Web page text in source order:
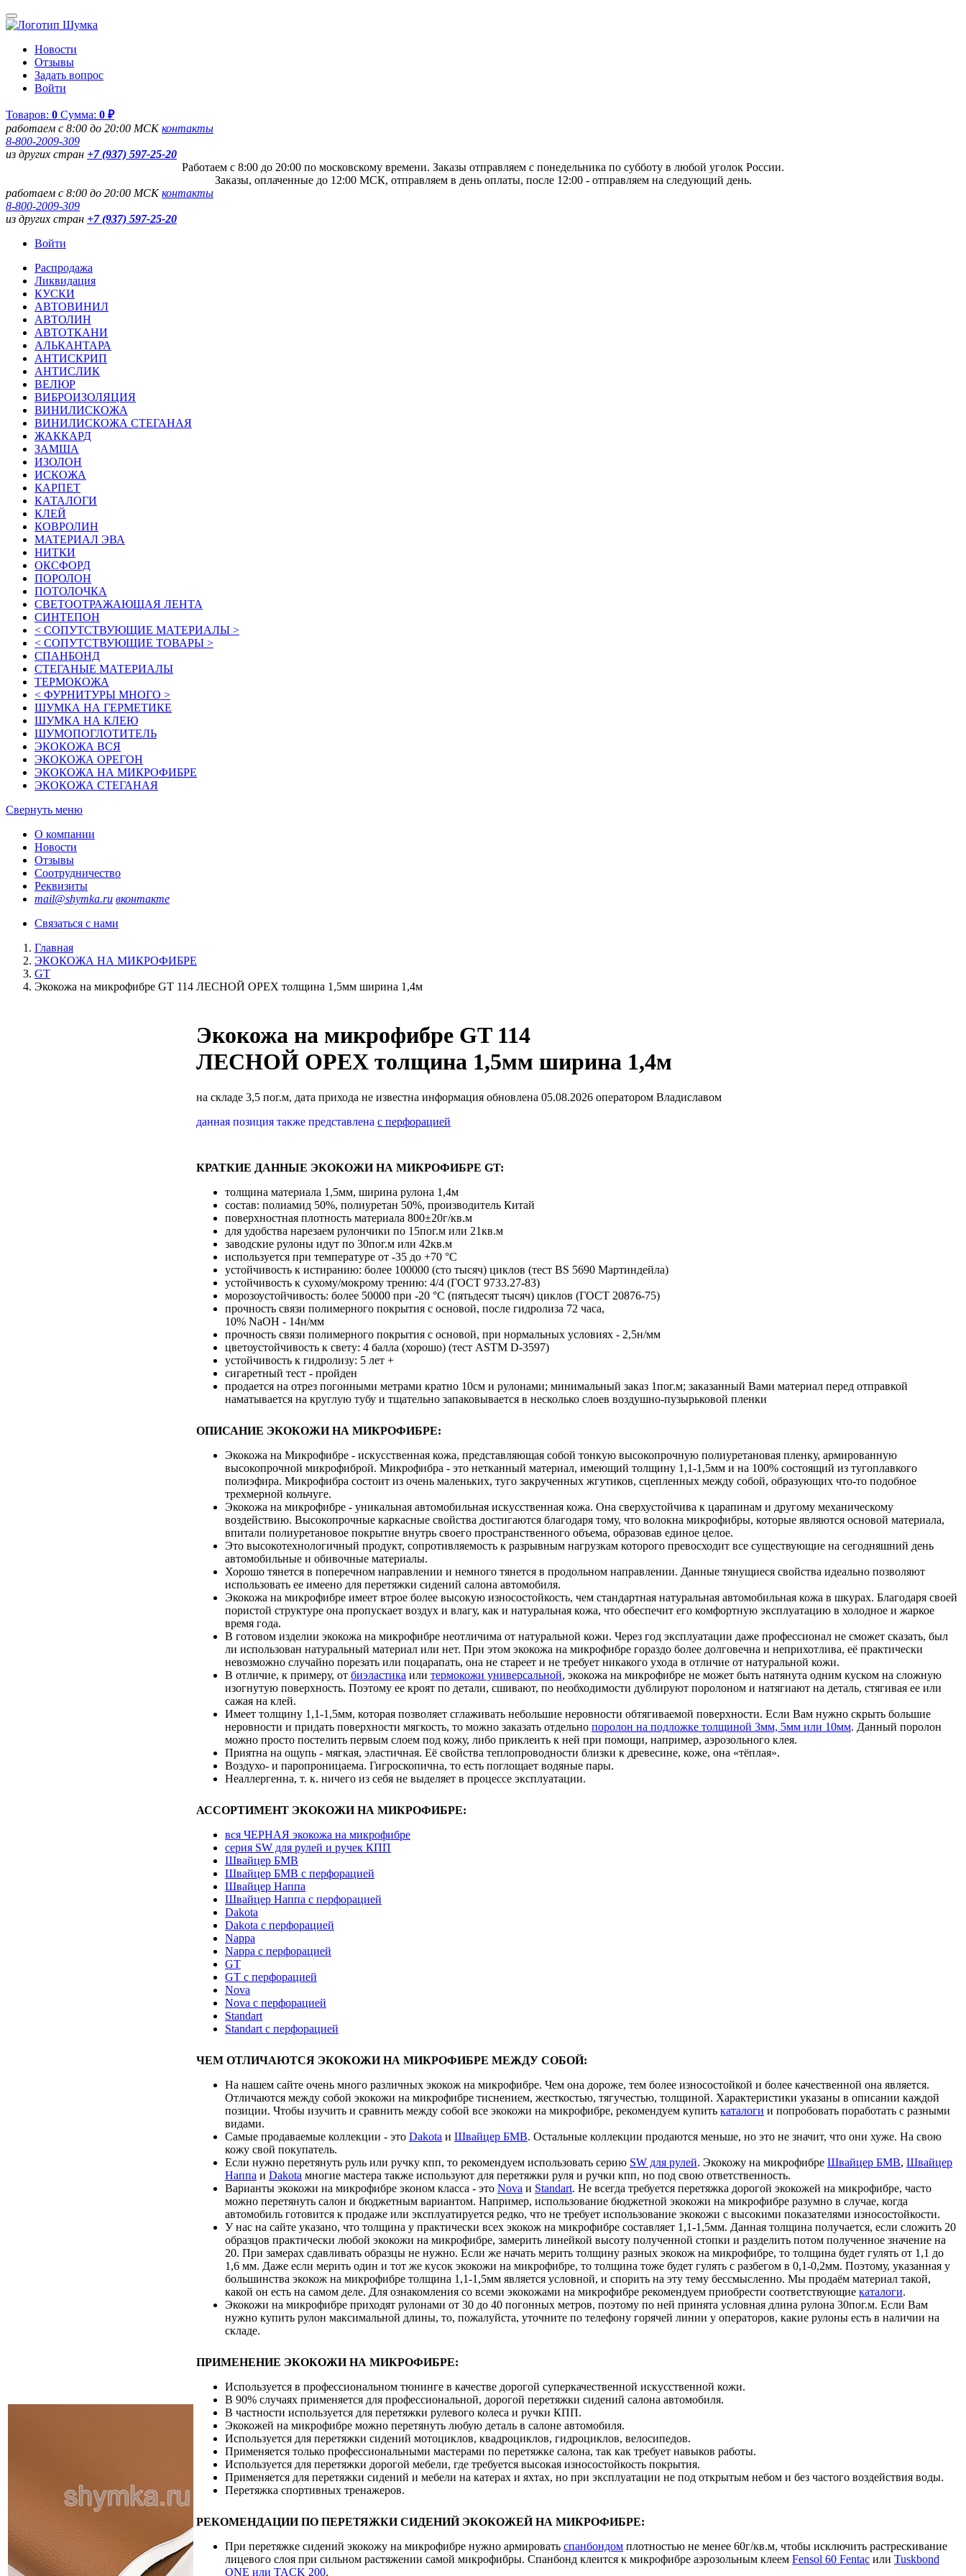
Новости
Отзывы
Задать вопрос
Войти
Товаров: 0 Сумма: 0 ₽
работаем с 8:00 до 20:00 МСКконтакты
8-800-2009-309
из других стран +7 (937) 597-25-20
Работаем с 8:00 до 20:00 по московскому времени. Заказы отправляем с понедельника по субботу в любой уголок России.
Заказы, оплаченные до 12:00 МСК, отправляем в день оплаты, после 12:00 - отправляем на следующий день.
работаем с 8:00 до 20:00 МСКконтакты
8-800-2009-309
из других стран +7 (937) 597-25-20
Войти
Распродажа
Ликвидация
КУСКИ
АВТОВИНИЛ
АВТОЛИН
АВТОТКАНИ
АЛЬКАНТАРА
АНТИСКРИП
АНТИСЛИК
ВЕЛЮР
ВИБРОИЗОЛЯЦИЯ
ВИНИЛИСКОЖА
ВИНИЛИСКОЖА СТЕГАНАЯ
ЖАККАРД
ЗАМША
ИЗОЛОН
ИСКОЖА
КАРПЕТ
КАТАЛОГИ
КЛЕЙ
КОВРОЛИН
МАТЕРИАЛ ЭВА
НИТКИ
ОКСФОРД
ПОРОЛОН
ПОТОЛОЧКА
СВЕТООТРАЖАЮЩАЯ ЛЕНТА
СИНТЕПОН
< СОПУТСТВУЮЩИЕ МАТЕРИАЛЫ >
< СОПУТСТВУЮЩИЕ ТОВАРЫ >
СПАНБОНД
СТЕГАНЫЕ МАТЕРИАЛЫ
ТЕРМОКОЖА
< ФУРНИТУРЫ МНОГО >
ШУМКА НА ГЕРМЕТИКЕ
ШУМКА НА КЛЕЮ
ШУМОПОГЛОТИТЕЛЬ
ЭКОКОЖА ВСЯ
ЭКОКОЖА ОРЕГОН
ЭКОКОЖА НА МИКРОФИБРЕ
ЭКОКОЖА СТЕГАНАЯ
Свернуть меню
О компании
Новости
Отзывы
Соотрудничество
Реквизиты
mail@shymka.ru вконтакте
Связаться с нами
Главная
ЭКОКОЖА НА МИКРОФИБРЕ
GT
Экокожа на микрофибре GT 114 ЛЕСНОЙ ОРЕХ толщина 1,5мм ширина 1,4м
Экокожа на микрофибре GT 114
ЛЕСНОЙ ОРЕХ толщина 1,5мм ширина 1,4м
на складе 3,5 пог.м, дата прихода не известна информация обновлена 05.08.2026 оператором Владиславом
данная позиция также представлена с перфорацией
КРАТКИЕ ДАННЫЕ ЭКОКОЖИ НА МИКРОФИБРЕ GT:
толщина материала 1,5мм, ширина рулона 1,4м
состав: полиамид 50%, полиуретан 50%, производитель Китай
поверхностная плотность материала 800±20г/кв.м
для удобства нарезаем рулончики по 15пог.м или 21кв.м
заводские рулоны идут по 30пог.м или 42кв.м
используется при температуре от -35 до +70 °С
устойчивость к истиранию: более 100000 (сто тысяч) циклов (тест BS 5690 Мартиндейла)
устойчивость к сухому/мокрому трению: 4/4 (ГОСТ 9733.27-83)
морозоустойчивость: более 50000 при -20 °С (пятьдесят тысяч) циклов (ГОСТ 20876-75)
прочность связи полимерного покрытия с основой, после гидролиза 72 часа,
10% NaOH - 14н/мм
прочность связи полимерного покрытия с основой, при нормальных условиях - 2,5н/мм
цветоустойчивость к свету: 4 балла (хорошо) (тест ASTM D-3597)
устойчивость к гидролизу: 5 лет +
сигаретный тест - пройден
продается на отрез погонными метрами кратно 10см и рулонами; минимальный заказ 1пог.м; заказанный Вами материал перед отправкой
наматывается на круглую тубу и тщательно запаковывается в несколько слоев воздушно-пузырьковой пленки
ОПИСАНИЕ ЭКОКОЖИ НА МИКРОФИБРЕ:
Экокожа на Микрофибре - искусственная кожа, представляющая собой тонкую высокопрочную полиуретановая пленку, армированную
высокопрочной микрофиброй. Микрофибра - это нетканный материал, имеющий толщину 1,1-1,5мм и на 100% состоящий из тугоплавкого
полиэфира. Микрофибра состоит из очень маленьких, туго закрученных жгутиков, сцепленных между собой, образующих что-то подобное
трехмерной кольчуге.
Экокожа на микрофибре - уникальная автомобильная искусственная кожа. Она сверхустойчива к царапинам и другому механическому
воздействию. Высокопрочные каркасные свойства достигаются благодаря тому, что волокна микрофибры, которые являются основой материала,
впитали полиуретановое покрытие внутрь своего пространственного объема, образовав единое целое.
Это высокотехнологичный продукт, сопротивляемость к разрывным нагрузкам которого превосходит все существующие на сегодняшний день
автомобильные и обивочные материалы.
Хорошо тянется в поперечном направлении и немного тянется в продольном направлении. Данные тянущиеся свойства идеально позволяют
использовать ее имеено для перетяжки сидений салона автомобиля.
Экокожа на микрофибре имеет втрое более высокую износостойкость, чем стандартная натуральная автомобильная кожа в шкурах. Благодаря своей
пористой структуре она пропускает воздух и влагу, как и натуральная кожа, что обеспечит его комфортную эксплуатацию в холодное и жаркое
время года.
В готовом изделии экокожа на микрофибре неотличима от натуральной кожи. Через год эксплуатации даже профессионал не сможет сказать, был
ли использован натуральный материал или нет. При этом экокожа на микрофибре гораздо более долговечна и неприхотлива, её практически
невозможно случайно порезать или поцарапать, она не стареет и не требует никакого ухода в отличие от натуральной кожи.
В отличие, к примеру, от биэластика или термокожи универсальной, экокожа на микрофибре не может быть натянута одним куском на сложную
изогнутую поверхность. Поэтому ее кроят по детали, сшивают, по необходимости дублируют поролоном и натягиают на деталь, стягивая ее или
сажая на клей.
Имеет толщину 1,1-1,5мм, которая позволяет сглаживать небольшие неровности обтягиваемой поверхности. Если Вам нужно скрыть большие
неровности и придать поверхности мягкость, то можно заказать отдельно поролон на подложке толщиной 3мм, 5мм или 10мм. Данный поролон
можно просто постелить первым слоем под кожу, либо приклеить к ней при помощи, например, аэрозольного клея.
Приятна на ощупь - мягкая, эластичная. Её свойства теплопроводности близки к древесине, коже, она «тёплая».
Воздухо- и паропроницаема. Гигроскопична, то есть поглощает водяные пары.
Неаллергенна, т. к. ничего из себя не выделяет в процессе эксплуатации.
АССОРТИМЕНТ ЭКОКОЖИ НА МИКРОФИБРЕ:
вся ЧЕРНАЯ экокожа на микрофибре
серия SW для рулей и ручек КПП
Швайцер БМВ
Швайцер БМВ с перфорацией
Швайцер Наппа
Швайцер Наппа с перфорацией
Dakota
Dakota с перфорацией
Nappa
Nappa с перфорацией
GT
GT с перфорацией
Nova
Nova с перфорацией
Standart
Standart с перфорацией
ЧЕМ ОТЛИЧАЮТСЯ ЭКОКОЖИ НА МИКРОФИБРЕ МЕЖДУ СОБОЙ:
На нашем сайте очень много различных экокож на микрофибре. Чем она дороже, тем более износостойкой и более качественной она является.
Отличаются между собой экокожи на микрофибре тиснением, жесткостью, тягучестью, толщиной. Характеристики указаны в описании каждой
позиции. Чтобы изучить и сравнить между собой все экокожи на микрофибре, рекомендуем купить каталоги и попробовать поработать с разными
видами.
Самые продаваемые коллекции - это Dakota и Швайцер БМВ. Остальные коллекции продаются меньше, но это не значит, что они хуже. На свою
кожу свой покупатель.
Если нужно перетянуть руль или ручку кпп, то рекомендуем использовать серию SW для рулей. Экокожу на микрофибре Швайцер БМВ, Швайцер
Наппа и Dakota многие мастера также используют для перетяжки руля и ручки кпп, но под свою ответственность.
Варианты экокожи на микрофибре эконом класса - это Nova и Standart. Не всегда требуется перетяжка дорогой экокожей на микрофибре, часто
можно перетянуть салон и бюджетным вариантом. Например, использование бюджетной экокожи на микрофибре разумно в случае, когда
автомобиль готовится к продаже или эксплуатируется редко, что не требует использование экокожи с высокими показателями износостойкости.
У нас на сайте указано, что толщина у практически всех экокож на микрофибре составляет 1,1-1,5мм. Данная толщина получается, если сложить 20
образцов практически любой экокожи на микрофибре, замерить линейкой высоту полученной стопки и разделить потом полученное значение на
20. При замерах сдавливать образцы не нужно. Если же начать мерить толщину разных экокож на микрофибре, то толщина будет гулять от 1,1 до
1,6 мм. Даже если мерить один и тот же кусок экокожи на микрофибре, то толщина тоже будет гулять с разбегом в 0,1-0,2мм. Поэтому, указанная у
большинства экокож на микрофибре толщина 1,1-1,5мм является условной, и спорить на эту тему бессмысленно. Мы продаём материал такой,
какой он есть на самом деле. Для ознакомления со всеми экокожами на микрофибре рекомендуем приобрести соответствующие каталоги.
Экокожи на микрофибре приходят рулонами от 30 до 40 погонных метров, поэтому по ней принята условная длина рулона 30пог.м. Если Вам
нужно купить рулон максимальной длины, то, пожалуйста, уточните по телефону горячей линии у операторов, какие рулоны есть в наличии на
складе.
ПРИМЕНЕНИЕ ЭКОКОЖИ НА МИКРОФИБРЕ:
Используется в профессиональном тюнинге в качестве дорогой суперкачественной искусственной кожи.
В 90% случаях применяется для профессиональной, дорогой перетяжки сидений салона автомобиля.
В частности используется для перетяжки рулевого колеса и ручки КПП.
Экокожей на микрофибре можно перетянуть любую деталь в салоне автомобиля.
Используется для перетяжки сидений мотоциклов, квадроциклов, гидроциклов, велосипедов.
Применяется только профессиональными мастерами по перетяжке салона, так как требует навыков работы.
Используется для перетяжки дорогой мебели, где требуется высокая износостойкость покрытия.
Применяется для перетяжки сидений и мебели на катерах и яхтах, но при эксплуатации не под открытым небом и без частого воздействия воды.
Перетяжка спортивных тренажеров.
РЕКОМЕНДАЦИИ ПО ПЕРЕТЯЖКИ СИДЕНИЙ ЭКОКОЖЕЙ НА МИКРОФИБРЕ:
При перетяжке сидений экокожу на микрофибре нужно армировать спанбондом плотностью не менее 60г/кв.м, чтобы исключить растрескивание
лицевого слоя при сильном растяжении самой микрофибры. Спанбонд клеится к микрофибре аэрозольным клеем Fensol 60 Fentac или Tuskbond
ONE или TACK 200.